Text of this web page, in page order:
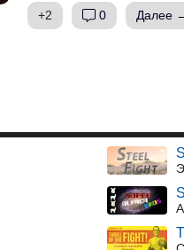
+2 0 Далее